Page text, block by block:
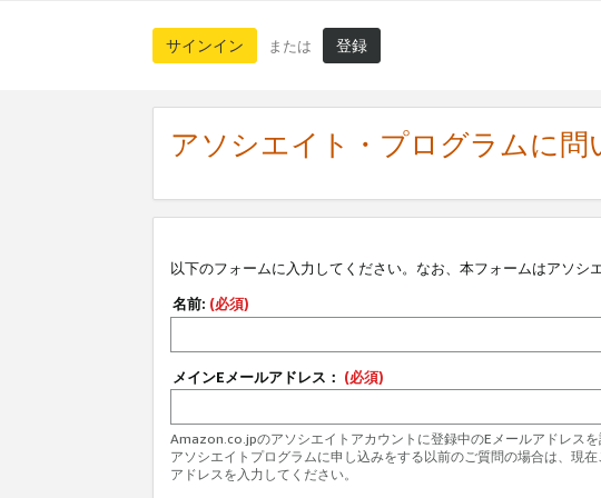
サインイン または 登録
アソシエイト・プログラムに問
以下のフォームに入力してください。なお、本フォームはアソシ
名前: (必須)
メインEメールアドレス： (必須)
Amazon.co.jpのアソシエイトアカウントに登録中のEメールアドレスを
アソシエイトプログラムに申し込みをする以前のご質問の場合は、現
アドレスを入力してください。